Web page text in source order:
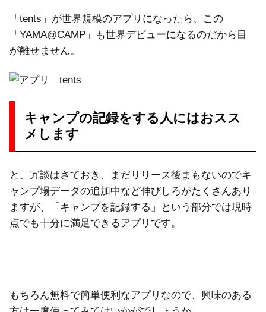
「tents」が世界規模のアプリになったら、この
「YAMA@CAMP」も世界デビューになるのだから目
が離せません。
キャンプの記録をする人にはおスス
メします
と、冗談はさておき、まだリリース後まもないのでキ
ャンプ場データの追加中など伸びしろがたくさんあり
ますが、「キャンプを記録する」という部分では現時
点でも十分に満足できるアプリです。
もちろん無料で簡単便利なアプリなので、興味のある